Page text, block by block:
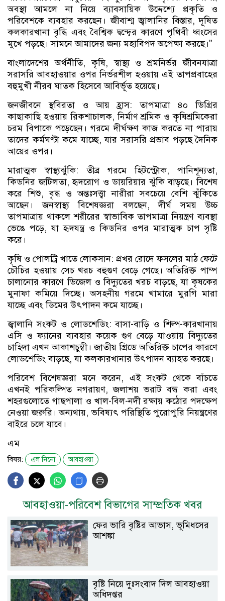
অবস্থা আমলে না নিয়ে ব্যাবসায়িক উদ্দেশ্যে প্রকৃতি ও
পরিবেশকে ব্যবহার করছেন। জীবাশ্ম জ্বালানির বিস্তার, দূষিত
কলকারখানা বৃদ্ধি এবং বৈশ্বিক দ্বন্দ্বের কারণে পৃথিবী ধ্বংসের
মুখে পড়ছে। সামনে আমাদের জন্য মহাবিপদ অপেক্ষা করছে।"
বাংলাদেশের অর্থনীতি, কৃষি, স্বাস্থ্য ও শ্রমনির্ভর জীবনযাত্রা
সরাসরি আবহাওয়ার ওপর নির্ভরশীল হওয়ায় এই তাপপ্রবাহের
বহুমুখী নীরব ঘাতক হিসেবে আবির্ভূত হয়েছে।
জনজীবনে স্থবিরতা ও আয় হ্রাস: তাপমাত্রা ৪০ ডিগ্রির
কাছাকাছি হওয়ায় রিকশাচালক, নির্মাণ শ্রমিক ও কৃষিশ্রমিকেরা
চরম বিপাকে পড়েছেন। গরমে দীর্ঘক্ষণ কাজ করতে না পারায়
তাদের কর্মঘণ্টা কমে যাচ্ছে, যার সরাসরি প্রভাব পড়ছে দৈনিক
আয়ের ওপর।
মারাত্মক স্বাস্থ্যঝুঁকি: তীব্র গরমে হিটস্ট্রোক, পানিশূন্যতা,
কিডনির জটিলতা, হৃদরোগ ও ডায়রিয়ার ঝুঁকি বাড়ছে। বিশেষ
করে শিশু, বৃদ্ধ ও অন্তঃসত্ত্বা নারীরা সবচেয়ে বেশি ঝুঁকিতে
আছেন। জনস্বাস্থ্য বিশেষজ্ঞরা বলছেন, দীর্ঘ সময় উচ্চ
তাপমাত্রায় থাকলে শরীরের স্বাভাবিক তাপমাত্রা নিয়ন্ত্রণ ব্যবস্থা
ভেঙে পড়ে, যা হৃদযন্ত্র ও কিডনির ওপর মারাত্মক চাপ সৃষ্টি
করে।
কৃষি ও পোলট্রি খাতে লোকসান: প্রখর রোদে ফসলের মাঠ ফেটে
চৌচির হওয়ায় সেচ খরচ বহুগুণ বেড়ে গেছে। অতিরিক্ত পাম্প
চালানোর কারণে ডিজেল ও বিদ্যুতের খরচ বাড়ছে, যা কৃষকের
মুনাফা কমিয়ে দিচ্ছে। অসহনীয় গরমে খামারে মুরগি মারা
যাচ্ছে এবং ডিমের উৎপাদন কমে যাচ্ছে।
জ্বালানি সংকট ও লোডশেডিং: বাসা-বাড়ি ও শিল্প-কারখানায়
এসি ও ফ্যানের ব্যবহার কয়েক গুণ বেড়ে যাওয়ায় বিদ্যুতের
চাহিদা এখন আকাশচুম্বী। জাতীয় গ্রিডে অতিরিক্ত চাপের কারণে
লোডশেডিং বাড়ছে, যা কলকারখানার উৎপাদন ব্যাহত করছে।
পরিবেশ বিশেষজ্ঞরা মনে করেন, এই সংকট থেকে বাঁচতে
এখনই পরিকল্পিত নগরায়ণ, জলাশয় ভরাট বন্ধ করা এবং
শহরগুলোতে গাছপালা ও খাল-বিল-নদী রক্ষায় কঠোর পদক্ষেপ
নেওয়া জরুরি। অন্যথায়, ভবিষ্যৎ পরিস্থিতি পুরোপুরি নিয়ন্ত্রণের
বাইরে চলে যাবে।
এম
বিষয়: এল নিনো আবহাওয়া
আবহাওয়া-পরিবেশ বিভাগের সাম্প্রতিক খবর
ফের ভারি বৃষ্টির আভাস, ভূমিধসের
আশঙ্কা
বৃষ্টি নিয়ে দুঃসংবাদ দিল আবহাওয়া
অধিদপ্তর